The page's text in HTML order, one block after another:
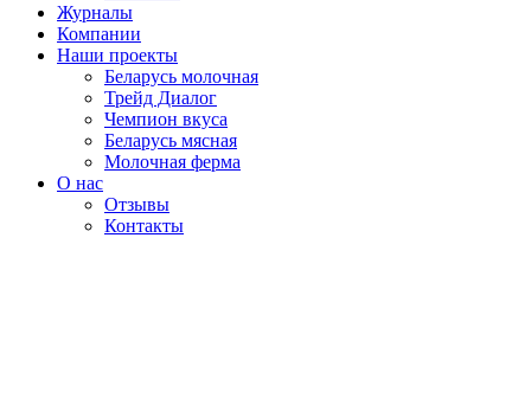
Журналы
Компании
Наши проекты
Беларусь молочная
Трейд Диалог
Чемпион вкуса
Беларусь мясная
Молочная ферма
О нас
Отзывы
Контакты